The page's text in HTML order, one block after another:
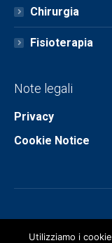
Chirurgia
Fisioterapia
Note legali
Privacy
Cookie Notice
Utilizziamo i